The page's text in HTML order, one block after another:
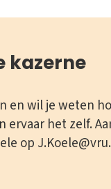
kazerne
en wil je weten
ervaar het zelf.
op